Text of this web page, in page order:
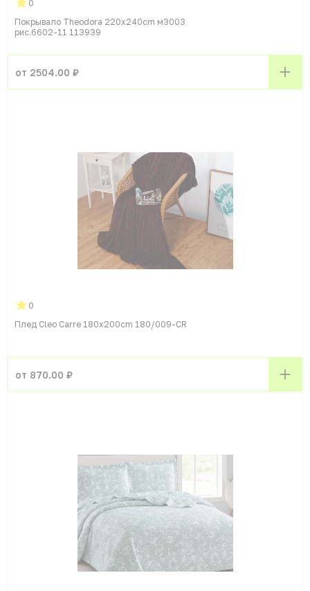
0
Покрывало Theodora 220x240cm м3003
рис.6602-11 113939
от 2504.00 ₽
0
Плед Cleo Carre 180x200cm 180/009-CR
от 870.00 ₽